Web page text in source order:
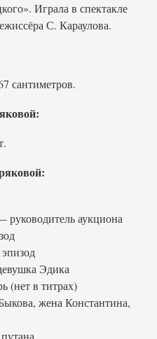
Играла в спектакле
С. Караулова.
сантиметров.
аукциона
Эдика
(нет в титрах)
жена Константина,